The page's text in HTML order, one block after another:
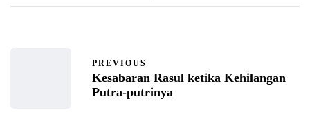
PREVIOUS
Kesabaran Rasul ketika Kehilangan
Putra-putrinya